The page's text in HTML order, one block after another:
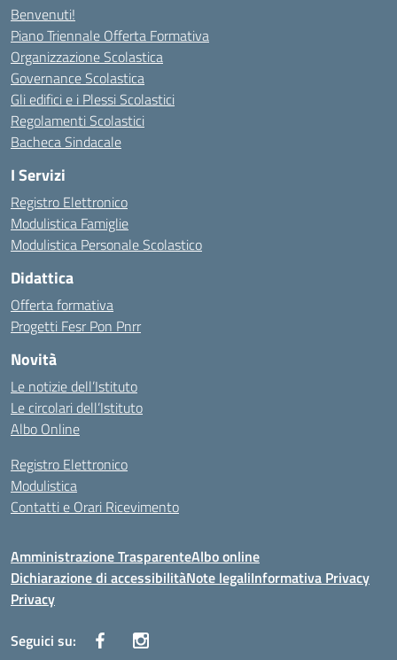
Benvenuti!
Piano Triennale Offerta Formativa
Organizzazione Scolastica
Governance Scolastica
Gli edifici e i Plessi Scolastici
Regolamenti Scolastici
Bacheca Sindacale
I Servizi
Registro Elettronico
Modulistica Famiglie
Modulistica Personale Scolastico
Didattica
Offerta formativa
Progetti Fesr Pon Pnrr
Novità
Le notizie dell’Istituto
Le circolari dell’Istituto
Albo Online
Registro Elettronico
Modulistica
Contatti e Orari Ricevimento
Amministrazione TrasparenteAlbo online
Dichiarazione di accessibilitàNote legaliInformativa Privacy
Privacy
Seguici su: